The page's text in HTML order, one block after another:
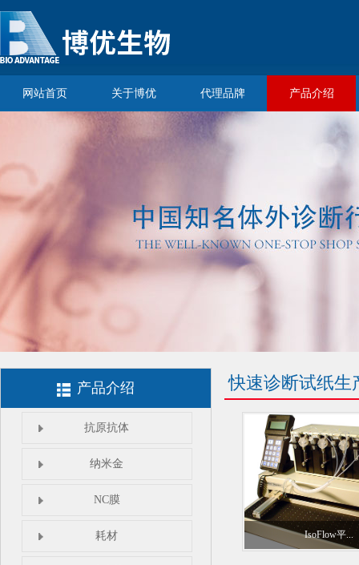
网站首页 关于博优 代理品牌 产品介绍
产品介绍
抗原抗体
纳米金
NC膜
耗材
快速诊断试纸生
IsoFlow平...